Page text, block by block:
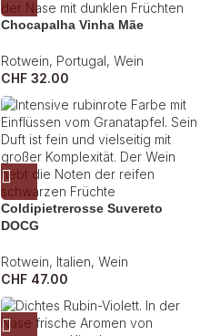
Chocapalha Vinha Mãe
Rotwein, Portugal, Wein
CHF 32.00
Coldipietrerosse Suvereto
DOCG
Rotwein, Italien, Wein
CHF 47.00